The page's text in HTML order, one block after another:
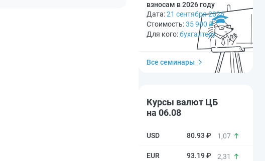
взносам в 2026 году
Дата:21 сентября 2026
Стоимость:35 900 ₽
Для кого:бухгалтеру
Все семинары
Курсы валют ЦБ
на 06.08
80.93 ₽ 1,07
93.19 ₽ 2,31